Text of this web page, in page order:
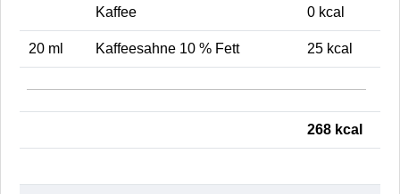
Kaffee 0 kcal
20 ml Kaffeesahne 10 % Fett 25 kcal
268 kcal